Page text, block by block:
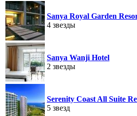
Sanya Royal Garden
4 звезды
Sanya Wanji Hotel
2 звезды
Serenity Coast All Suite
5 звезд